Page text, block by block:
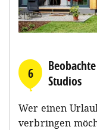
6
Studios
Wer einen
verbringen